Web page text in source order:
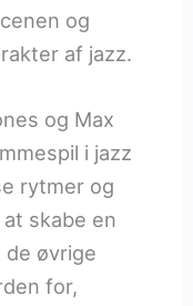
og
af jazz.
og Max
i jazz
rytmer og
skabe en
de øvrige
for,